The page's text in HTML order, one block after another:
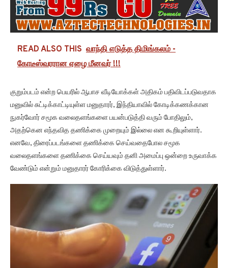
READ ALSO THIS வாந்தி எடுத்த திமிங்கலம் -
கோடீஸ்வரரான ஏழை மீனவர் !!!
குறும்படம் என்ற பெயரில் ஆபாச வீடியோக்கள் அதிகம் பதிவிடப்படுவதாக
மனுவில் சுட்டிக்காட்டியுள்ள மனுதாரர், இந்தியாவில் கோடிக்கணக்கான
நுகர்வோர் சமூக வலைதளங்களை பயன்படுத்தி வரும் போதிலும்,
அதற்கென எந்தவித தணிக்கை முறையும் இல்லை என கூறியுள்ளார்.
எனவே, திரைப்படங்களை தணிக்கை செய்வதைபோல சமூக
வலைதளங்களை தணிக்கை செய்யவும் தனி அமைப்பு ஒன்றை உருவாக்க
வேண்டும் என்றும் மனுதாரர் கோரிக்கை விடுத்துள்ளார்.